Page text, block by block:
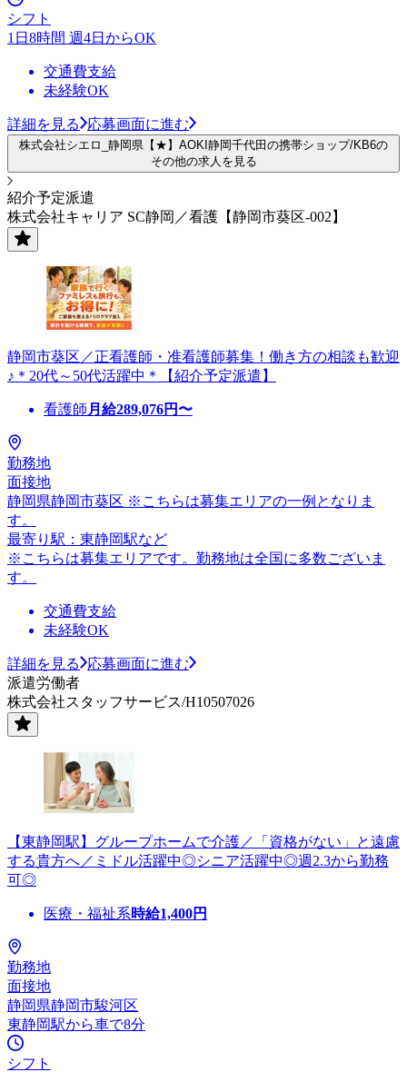
シフト
1日8時間 週4日からOK
交通費支給
未経験OK
詳細を見る 応募画面に進む
株式会社シエロ_静岡県【★】AOKI静岡千代田の携帯ショップ/KB6の
その他の求人を見る
紹介予定派遣
株式会社キャリア SC静岡／看護【静岡市葵区-002】
静岡市葵区／正看護師・准看護師募集！働き方の相談も歓迎
♪＊20代～50代活躍中＊【紹介予定派遣】
看護師 月給289,076円〜
勤務地
面接地
静岡県静岡市葵区 ※こちらは募集エリアの一例となりま
す。
最寄り駅：東静岡駅など
※こちらは募集エリアです。勤務地は全国に多数ございま
す。
交通費支給
未経験OK
詳細を見る
応募画面に進む
派遣労働者
株式会社スタッフサービス/H10507026
【東静岡駅】グループホームで介護／「資格がない」と遠慮
する貴方へ／ミドル活躍中◎シニア活躍中◎週2.3から勤務
可◎
医療・福祉系時給1,400円
勤務地
面接地
静岡県静岡市駿河区
東静岡駅から車で8分
シフト